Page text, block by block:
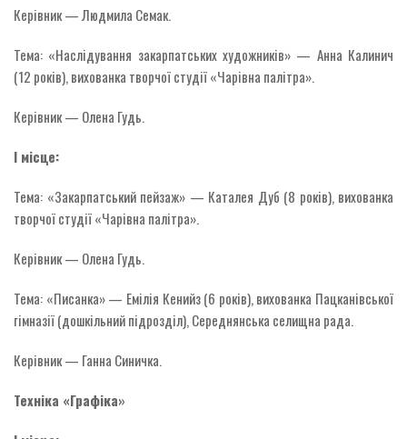
Керівник — Людмила Семак.
Тема: «Наслідування закарпатських художників» — Анна Калинич
(12 років), вихованка творчої студії «Чарівна палітра».
Керівник — Олена Гудь.
І місце:
Тема: «Закарпатський пейзаж» — Каталея Дуб (8 років), вихованка
творчої студії «Чарівна палітра».
Керівник — Олена Гудь.
Тема: «Писанка» — Емілія Кенийз (6 років), вихованка Пацканівської
гімназії (дошкільний підрозділ), Середнянська селищна рада.
Керівник — Ганна Синичка.
Техніка «Графіка»